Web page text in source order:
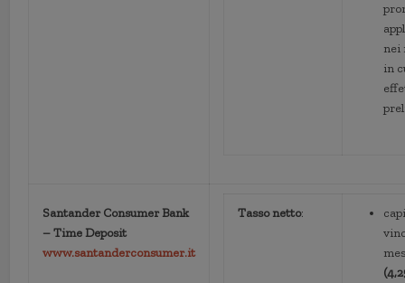
nei
in
Santander Consumer Bank
– Time Deposit
www.santanderconsumer.it
Tasso netto: